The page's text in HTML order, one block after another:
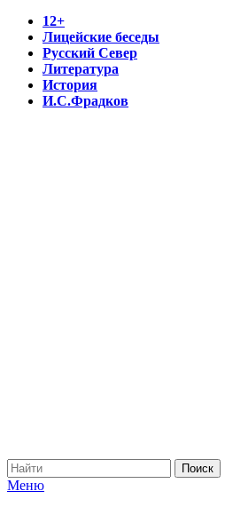
12+
Лицейские беседы
Русский Север
Литература
История
И.С.Фрадков
Меню